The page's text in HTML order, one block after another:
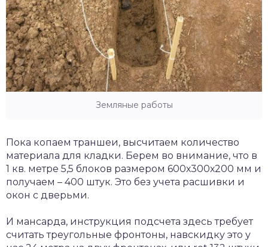
Земляные работы
Пока копаем траншеи, высчитаем количество
материала для кладки. Берем во внимание, что в
1 кв. метре 5,5 блоков размером 600х300х200 мм и
получаем – 400 штук. Это без учета расшивки и
окон с дверьми.
И мансарда, инструкция подсчета здесь требует
считать треугольные фронтоны, навскидку это у